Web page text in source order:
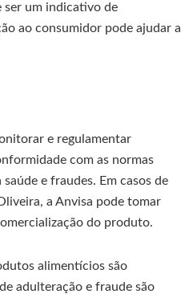
ser um indicativo de
ao consumidor pode ajudar a
e regulamentar
com as normas
e fraudes. Em casos de
a Anvisa pode tomar
do produto.
alimentícios são
adulteração e fraude são